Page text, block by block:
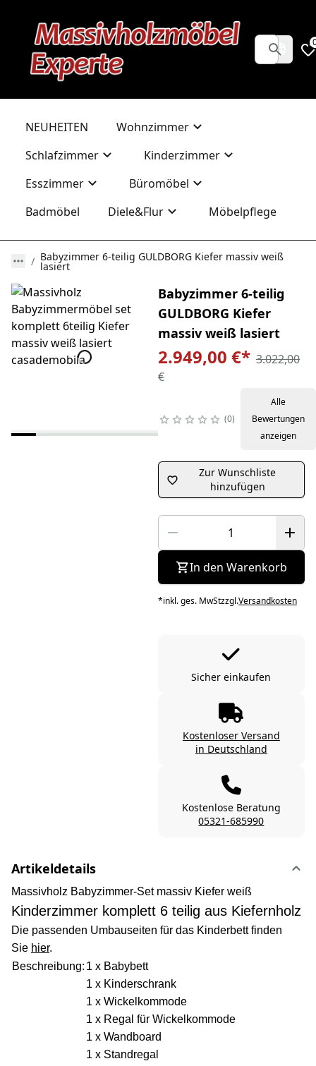
NEUHEITEN
Wohnzimmer
Schlafzimmer
Kinderzimmer
Esszimmer
Büromöbel
Badmöbel
Diele&Flur Möbelpflege
Babyzimmer 6-teilig GULDBORG Kiefer massiv weiß
lasiert
Babyzimmer 6-teilig
GULDBORG Kiefer
massiv weiß lasiert
2.949,00 €* 3.022,00
€
0
Alle
Bewertungen
anzeigen
Zur Wunschliste
hinzufügen
In den Warenkorb
*inkl. ges. MwStzzgl.Versandkosten
Sicher einkaufen
Kostenloser Versand
in Deutschland
Kostenlose Beratung
05321-685990
Artikeldetails
Massivholz Babyzimmer-Set massiv Kiefer weiß
Kinderzimmer komplett 6 teilig aus Kiefernholz
Die passenden Umbauseiten für das Kinderbett finden
Sie hier.
Beschreibung: 1 x Babybett
1 x Kinderschrank
1 x Wickelkommode
1 x Regal für Wickelkommode
1 x Wandboard
1 x Standregal